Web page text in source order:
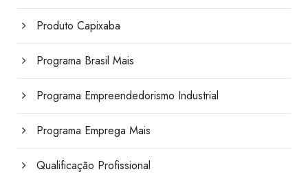
Produto Capixaba
Programa Brasil Mais
Programa Empreendedorismo Industrial
Programa Emprega Mais
Qualificação Profissional